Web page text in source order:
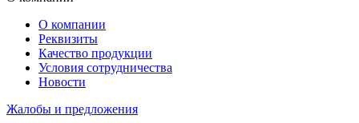
О компании
Реквизиты
Качество продукции
Условия сотрудничества
Новости
Жалобы и предложения